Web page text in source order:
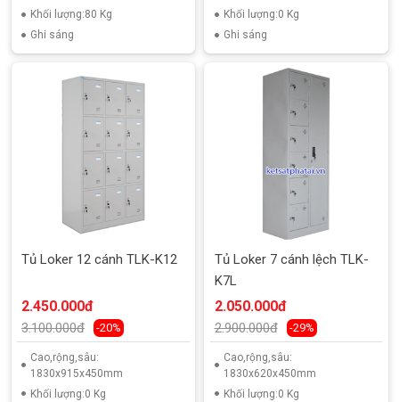
Khối lượng:80 Kg
Ghi sáng
Khối lượng:0 Kg
Ghi sáng
Tủ Loker 12 cánh TLK-K12
2.450.000đ
3.100.000đ -20%
Cao,rộng,sâu:
1830x915x450mm
Khối lượng:0 Kg
Tủ Loker 7 cánh lệch TLK-
K7L
2.050.000đ
2.900.000đ -29%
Cao,rộng,sâu:
1830x620x450mm
Khối lượng:0 Kg